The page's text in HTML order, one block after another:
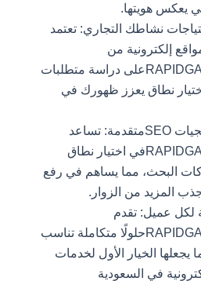
يعكس هويتها.
نشاطك التجاري: تعتمد
إلكترونية من
RAPIDGAZAL AGENCYعلى دراسة متطلبات
نطاق يعزز ظهورك في
استخدام استراتيجيات SEOمتقدمة: تساعد
RAPIDGAZAL AGENCYفي اختيار نطاق
البحث، مما يساهم في رفع
المزيد من الزوار.
عميل: تقدم
RAPIDGAZAL AGENCYحلولًا متكاملة تناسب
الخيار الأول لخدمات
في السعودية